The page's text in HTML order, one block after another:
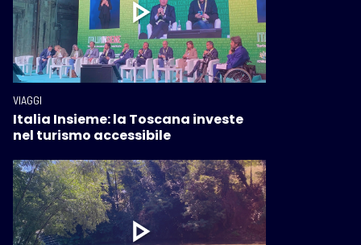
VIAGGI
Italia Insieme: la Toscana investe
nel turismo accessibile